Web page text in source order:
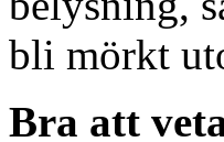
bli mörkt
Bra att